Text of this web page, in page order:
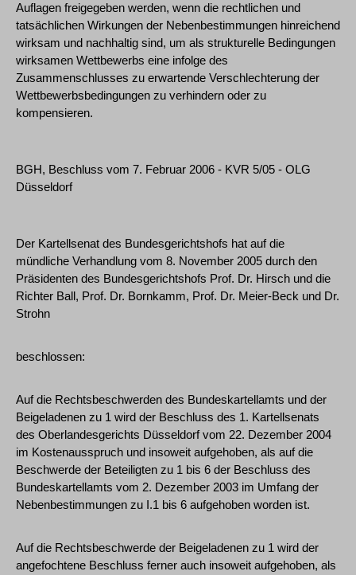
Auflagen freigegeben werden, wenn die rechtlichen und
tatsächlichen Wirkungen der Nebenbestimmungen hinreichend
wirksam und nachhaltig sind, um als strukturelle Bedingungen
wirksamen Wettbewerbs eine infolge des
Zusammenschlusses zu erwartende Verschlechterung der
Wettbewerbsbedingungen zu verhindern oder zu
kompensieren.
BGH, Beschluss vom 7. Februar 2006 - KVR 5/05 - OLG
Düsseldorf
Der Kartellsenat des Bundesgerichtshofs hat auf die
mündliche Verhandlung vom 8. November 2005 durch den
Präsidenten des Bundesgerichtshofs Prof. Dr. Hirsch und die
Richter Ball, Prof. Dr. Bornkamm, Prof. Dr. Meier-Beck und Dr.
Strohn
beschlossen:
Auf die Rechtsbeschwerden des Bundeskartellamts und der
Beigeladenen zu 1 wird der Beschluss des 1. Kartellsenats
des Oberlandesgerichts Düsseldorf vom 22. Dezember 2004
im Kostenausspruch und insoweit aufgehoben, als auf die
Beschwerde der Beteiligten zu 1 bis 6 der Beschluss des
Bundeskartellamts vom 2. Dezember 2003 im Umfang der
Nebenbestimmungen zu I.1 bis 6 aufgehoben worden ist.
Auf die Rechtsbeschwerde der Beigeladenen zu 1 wird der
angefochtene Beschluss ferner auch insoweit aufgehoben, als